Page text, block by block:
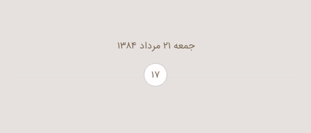
جمعه ۲۱ مرداد ۱۳۸۴
۱۷